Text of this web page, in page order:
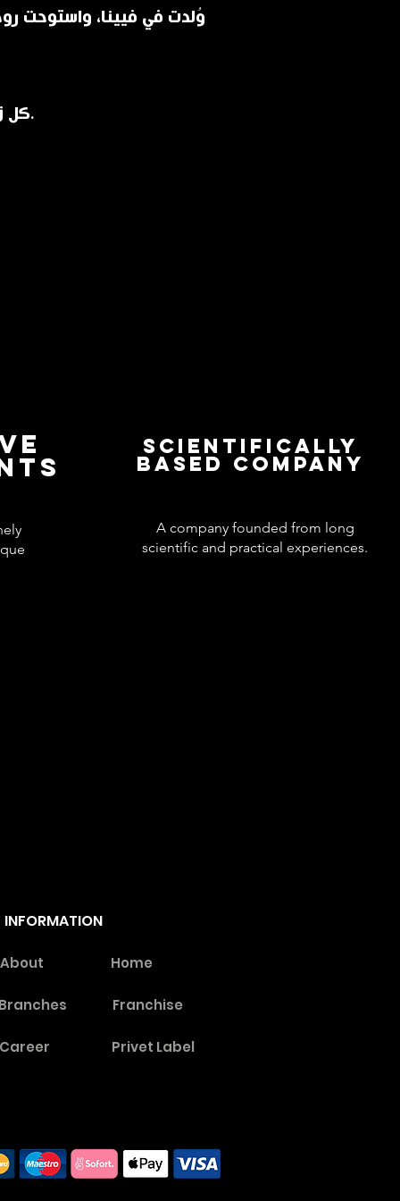
وُلدت في فيينا، واستوحت
كل زجاجة هي قطعة فنية فييناوية تحمل طابع القصور ورفاهيتها.
Scientifically
based company
A company founded from long
scientific and practical experiences.
INFORMATION
About Home
Franchise
Career Privet Label